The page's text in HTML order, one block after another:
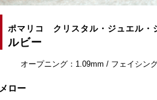
ポマリコ クリスタル・ジュエル・
ルビー
オープニング：1.09mm / フェイシン
メロー